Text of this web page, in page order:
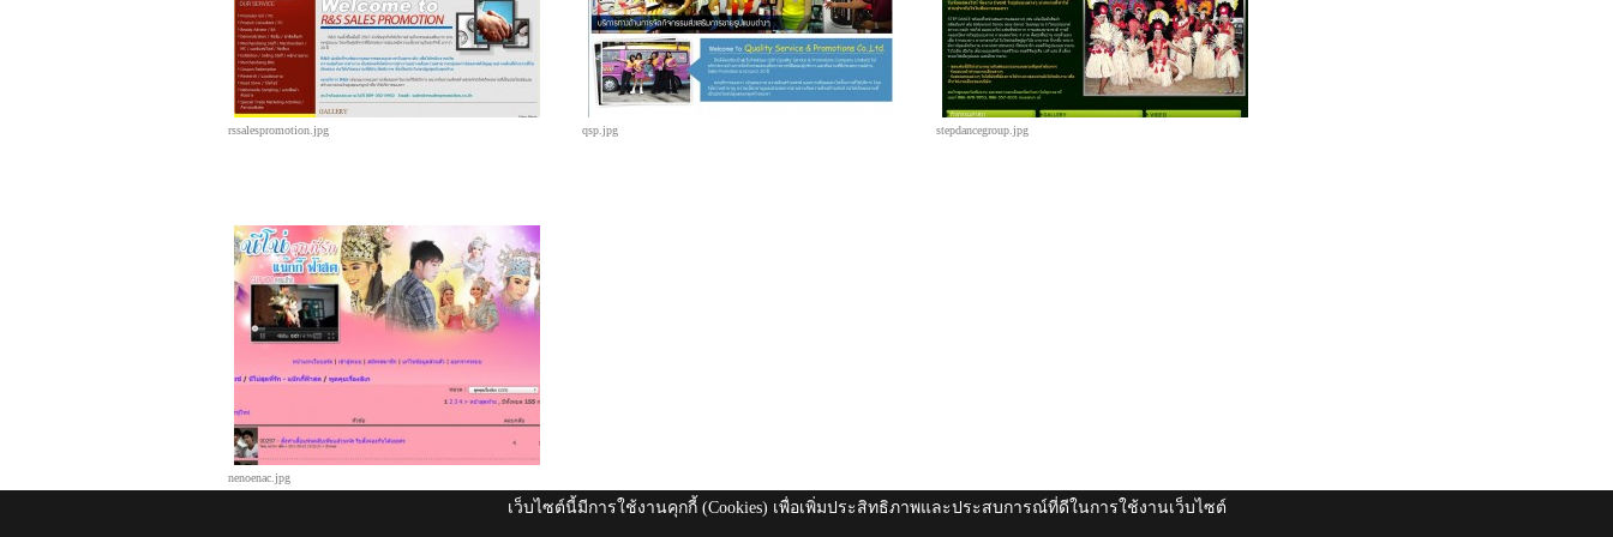
rssalespromotion.jpg qsp.jpg stepdancegroup.jpg
nenoenac.jpg
เว็บไซต์นี้มีการใช้งานคุกกี้ (Cookies) เพื่อเพิ่มประสิทธิภาพและประสบการณ์ที่ดีในการใช้งานเว็บไซต์